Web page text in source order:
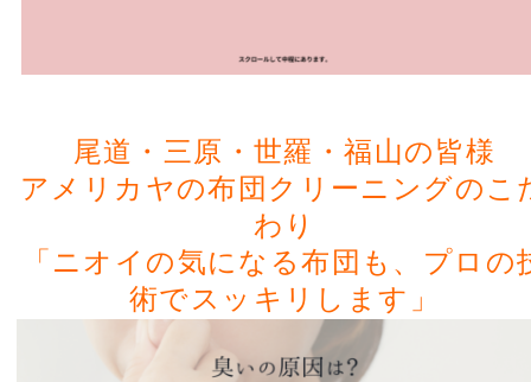
尾道・三原・世羅・福山の皆様
アメリカヤの布団クリーニングのこ
わり
「ニオイの気になる布団も、プロの
術でスッキリします」